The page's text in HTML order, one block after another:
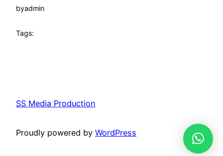
byadmin
Tags:
SS Media Production
Proudly powered by WordPress